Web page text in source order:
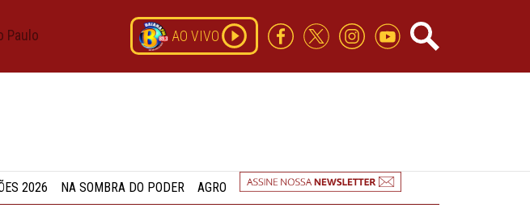
Paulo AO VIVO
2026 NA SOMBRA DO PODER AGRO